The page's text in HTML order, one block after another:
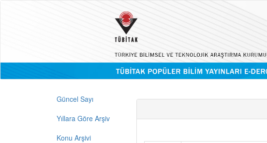
Güncel Sayı
Yıllara Göre Arşiv
Konu Arşivi